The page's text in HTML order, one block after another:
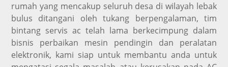
rumah yang mencakup seluruh desa di wilayah lebak
bulus ditangani oleh tukang berpengalaman, tim
bintang servis ac telah lama berkecimpung dalam
bisnis perbaikan mesin pendingin dan peralatan
elektronik, kami siap untuk membantu anda untuk